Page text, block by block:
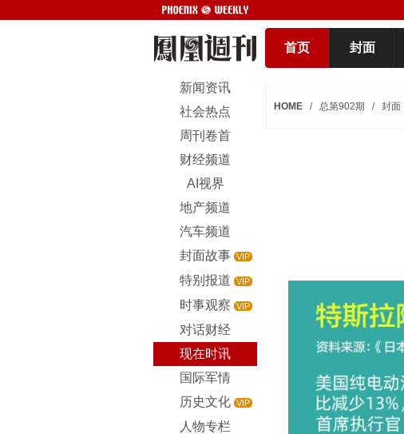
首页 封面
新闻资讯
社会热点
周刊卷首
财经频道
AI视界
地产频道
汽车频道
封面故事 VIP
特别报道 VIP
时事观察 VIP
对话财经
现在时讯
国际军情
历史文化 VIP
人物专栏
HOME / 总第902期 / 封面